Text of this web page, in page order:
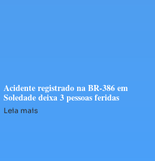
Acidente registrado na BR-386 em
Soledade deixa 3 pessoas feridas
Leia mais